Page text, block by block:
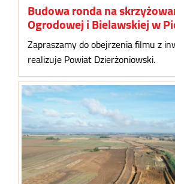
Budowa ronda na
Ogrodowej i Bielawskiej w
Zapraszamy do obejrzenia filmu z
realizuje Powiat Dzierżoniowski.